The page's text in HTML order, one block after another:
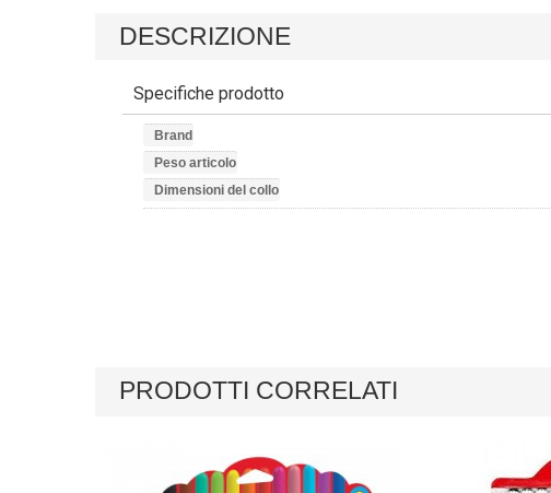
DESCRIZIONE
Specifiche prodotto
Brand
Peso articolo
Dimensioni del collo
PRODOTTI CORRELATI